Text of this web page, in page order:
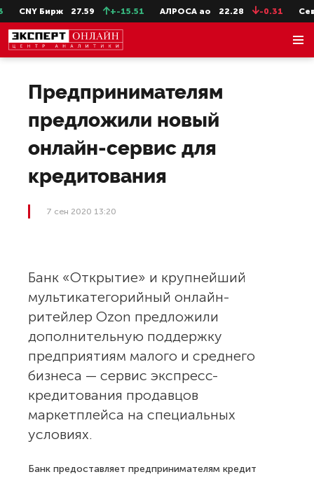
CNY Бирж 27.59 +-15.51 АЛРОСА ао 22.28 -0.31
Предпринимателям
предложили новый
онлайн-сервис для
кредитования
7 сен 2020 13:20
Банк «Открытие» и крупнейший
мультикатегорийный онлайн-
ритейлер Ozon предложили
дополнительную поддержку
предприятиям малого и среднего
бизнеса — сервис экспресс-
кредитования продавцов
маркетплейса на специальных
условиях.
Банк предоставляет предпринимателям кредит